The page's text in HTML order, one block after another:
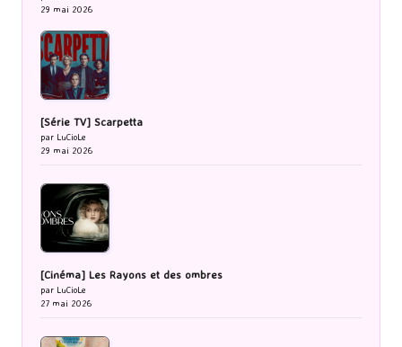
29 mai 2026
[Série TV] Scarpetta
par LuCioLe
29 mai 2026
[Cinéma] Les Rayons et des ombres
par LuCioLe
27 mai 2026